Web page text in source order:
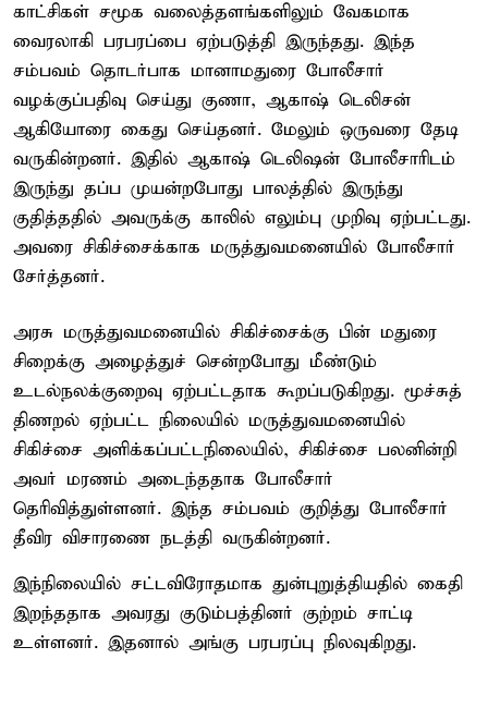
காட்சிகள் சமூக வலைத்தளங்களிலும் வேகமாக
வைரலாகி பரபரப்பை ஏற்படுத்தி இருந்தது. இந்த
சம்பவம் தொடர்பாக மானாமதுரை போலீசார்
வழக்குப்பதிவு செய்து குணா, ஆகாஷ் டெலிசன்
ஆகியோரை கைது செய்தனர். மேலும் ஒருவரை தேடி
வருகின்றனர். இதில் ஆகாஷ் டெலிஷன் போலீசாரிடம்
இருந்து தப்ப முயன்றபோது பாலத்தில் இருந்து
குதித்ததில் அவருக்கு காலில் எலும்பு முறிவு ஏற்பட்டது.
அவரை சிகிச்சைக்காக மருத்துவமனையில் போலீசார்
சேர்த்தனர்.
அரசு மருத்துவமனையில் சிகிச்சைக்கு பின் மதுரை
சிறைக்கு அழைத்துச் சென்றபோது மீண்டும்
உடல்நலக்குறைவு ஏற்பட்டதாக கூறப்படுகிறது. மூச்சுத்
திணறல் ஏற்பட்ட நிலையில் மருத்துவமனையில்
சிகிச்சை அளிக்கப்பட்டநிலையில், சிகிச்சை பலனின்றி
அவர் மரணம் அடைந்ததாக போலீசார்
தெரிவித்துள்ளனர். இந்த சம்பவம் குறித்து போலீசார்
தீவிர விசாரணை நடத்தி வருகின்றனர்.
இந்நிலையில் சட்டவிரோதமாக துன்புறுத்தியதில் கைதி
இறந்ததாக அவரது குடும்பத்தினர் குற்றம் சாட்டி
உள்ளனர். இதனால் அங்கு பரபரப்பு நிலவுகிறது.